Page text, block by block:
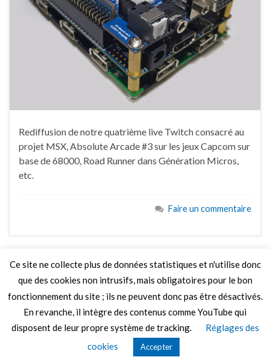
Rediffusion de notre quatrième live Twitch consacré au
projet MSX, Absolute Arcade #3 sur les jeux Capcom sur
base de 68000, Road Runner dans Génération Micros,
etc.
Faire un commentaire
LIRE PLUS
Thèmes Graphene
Ce site ne collecte plus de données statistiques et n'utilise donc
que des cookies non intrusifs, mais obligatoires pour le bon
fonctionnement du site ; ils ne peuvent donc pas être désactivés.
En revanche, il intègre des contenus comme YouTube qui
disposent de leur propre système de tracking.
Réglages des
cookies
Accepter